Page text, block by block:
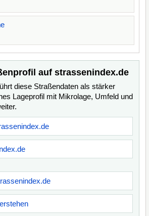
auf strassenindex.de
diese Straßendaten als stärker
Lageprofil mit Mikrolage, Umfeld und